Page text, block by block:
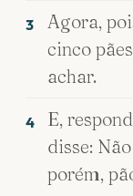
3
Agora,
cinco
achar.
4
E,
disse:
porém,